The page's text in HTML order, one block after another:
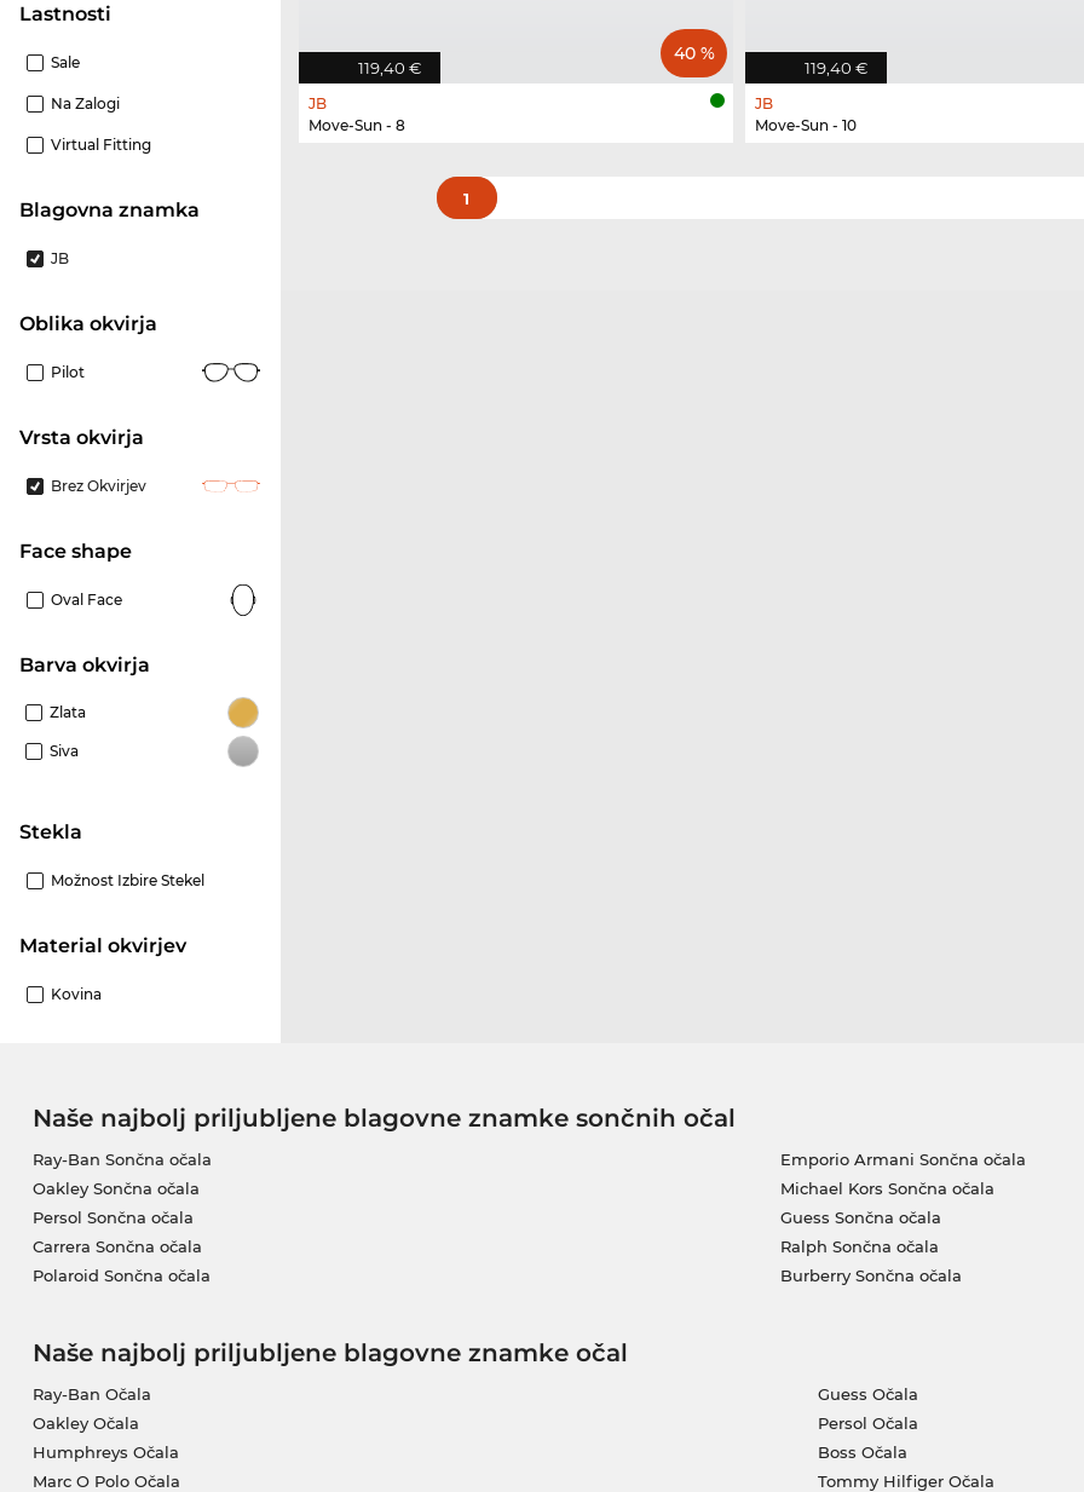
Lastnosti
Sale
Na Zalogi
Virtual Fitting
Blagovna znamka
JB
Oblika okvirja
Pilot
Vrsta okvirja
Brez Okvirjev
Face shape
Oval Face
Barva okvirja
Zlata
Siva
Stekla
Možnost Izbire Stekel
Material okvirjev
Kovina
119,40 €
40 %
JB
Move-Sun - 8
119,40 €
JB
Move-Sun - 10
1
Naše najbolj priljubljene blagovne znamke sončnih očal
Ray-Ban Sončna očala
Oakley Sončna očala
Persol Sončna očala
Carrera Sončna očala
Polaroid Sončna očala
Emporio Armani Sončna očala
Michael Kors Sončna očala
Guess Sončna očala
Ralph Sončna očala
Burberry Sončna očala
Naše najbolj priljubljene blagovne znamke očal
Ray-Ban Očala
Oakley Očala
Humphreys Očala
Marc O Polo Očala
Guess Očala
Persol Očala
Boss Očala
Tommy Hilfiger Očala